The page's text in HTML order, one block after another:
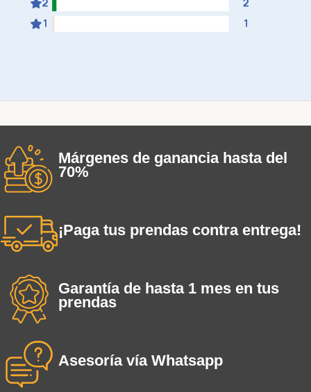
Márgenes de ganancia hasta del
70%
¡Paga tus prendas contra entrega!
Garantía de hasta 1 mes en tus
prendas
Asesoría vía Whatsapp